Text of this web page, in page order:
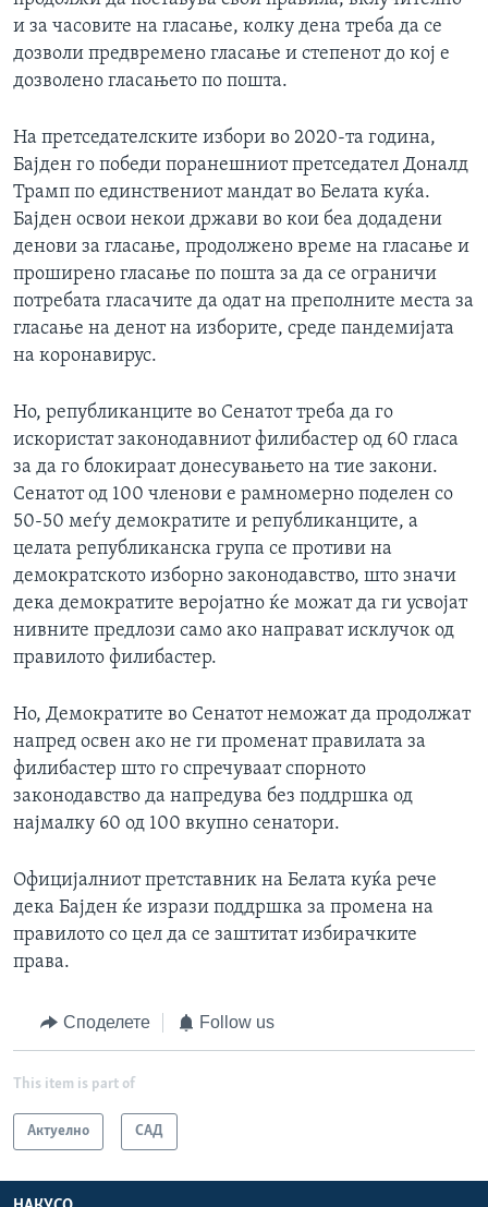
и за часовите на гласање, колку дена треба да се
дозволи предвремено гласање и степенот до кој е
дозволено гласањето по пошта.
На претседателските избори во 2020-та година,
Бајден го победи поранешниот претседател Доналд
Трамп по единствениот мандат во Белата куќа.
Бајден освои некои држави во кои беа додадени
денови за гласање, продолжено време на гласање и
проширено гласање по пошта за да се ограничи
потребата гласачите да одат на преполните места за
гласање на денот на изборите, среде пандемијата
на коронавирус.
Но, републиканците во Сенатот треба да го
искористат законодавниот филибастер од 60 гласа
за да го блокираат донесувањето на тие закони.
Сенатот од 100 членови е рамномерно поделен со
50-50 меѓу демократите и републиканците, а
целата републиканска група се противи на
демократското изборно законодавство, што значи
дека демократите веројатно ќе можат да ги усвојат
нивните предлози само ако направат исклучок од
правилото филибастер.
Но, Демократите во Сенатот неможат да продолжат
напред освен ако не ги променат правилата за
филибастер што го спречуваат спорното
законодавство да напредува без поддршка од
најмалку 60 од 100 вкупно сенатори.
Официјалниот претставник на Белата куќа рече
дека Бајден ќе изрази поддршка за промена на
правилото со цел да се заштитат избирачките
права.
Споделете Follow us
This item is part of
Актуелно САД